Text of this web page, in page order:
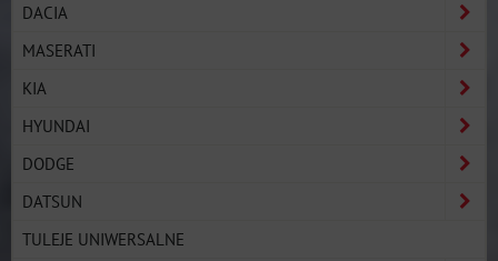
DACIA
MASERATI
KIA
HYUNDAI
DODGE
DATSUN
TULEJE UNIWERSALNE